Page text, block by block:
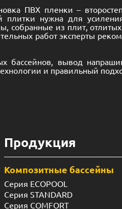
ПВХ пленки –
нужна для
собранные из плит,
работ эксперты
бассейнов, вывод
и правильный
Продукция
Композитные бассейны
Серия ECOPOOL
Серия STANDARD
Серия COMFORT